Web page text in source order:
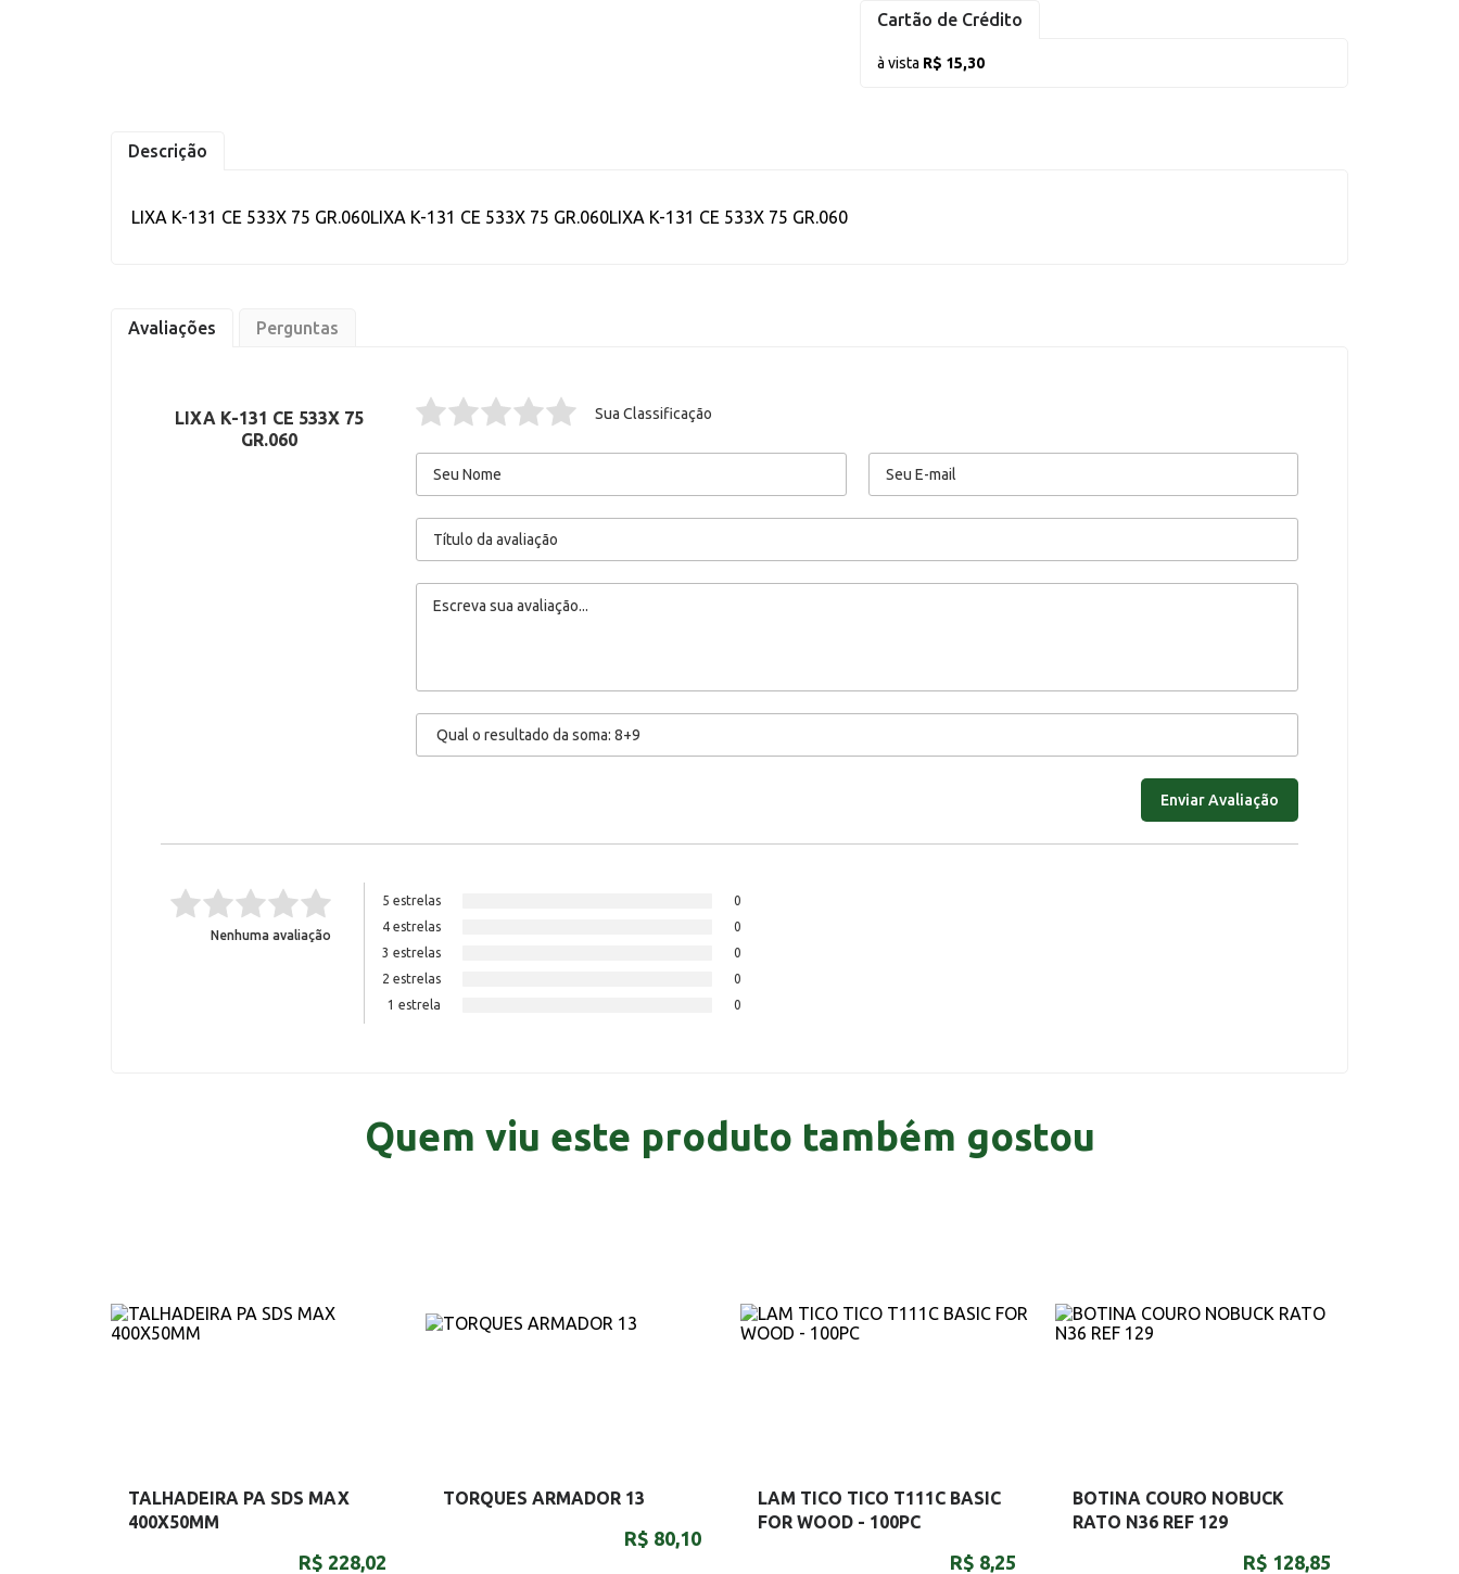
Cartão de Crédito
à vista R$ 15,30
Descrição
LIXA K-131 CE 533X 75 GR.060LIXA K-131 CE 533X 75 GR.060LIXA K-131 CE 533X 75 GR.060
Avaliações Perguntas
LIXA K-131 CE 533X 75
GR.060
Sua Classificação
Nenhuma avaliação
5 estrelas
0
4 estrelas
0
3 estrelas
0
2 estrelas
0
1 estrela
0
Quem viu este produto também gostou
TALHADEIRA PA SDS MAX
400X50MM
R$ 228,02
TORQUES ARMADOR 13
R$ 80,10
LAM TICO TICO T111C BASIC
FOR WOOD - 100PC
R$ 8,25
BOTINA COURO NOBUCK
RATO N36 REF 129
R$ 128,85